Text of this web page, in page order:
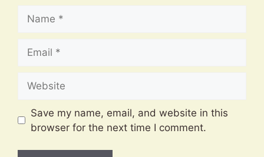
Save my name, email, and website in this
browser for the next time I comment.